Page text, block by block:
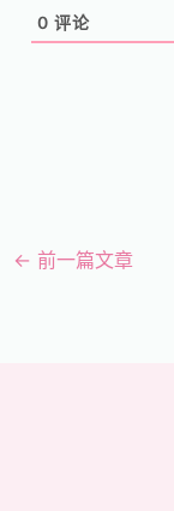
0 评论
← 前一篇文章